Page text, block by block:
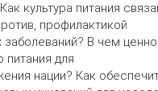
культура питания
профилактикой
В чем
питания для
нации? Как